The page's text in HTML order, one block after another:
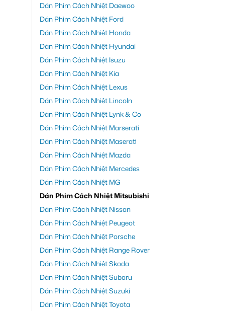
Dán Phim Cách Nhiệt Daewoo
Dán Phim Cách Nhiệt Ford
Dán Phim Cách Nhiệt Honda
Dán Phim Cách Nhiệt Hyundai
Dán Phim Cách Nhiệt Isuzu
Dán Phim Cách Nhiệt Kia
Dán Phim Cách Nhiệt Lexus
Dán Phim Cách Nhiệt Lincoln
Dán Phim Cách Nhiệt Lynk & Co
Dán Phim Cách Nhiệt Marserati
Dán Phim Cách Nhiệt Maserati
Dán Phim Cách Nhiệt Mazda
Dán Phim Cách Nhiệt Mercedes
Dán Phim Cách Nhiệt MG
Dán Phim Cách Nhiệt Mitsubishi
Dán Phim Cách Nhiệt Nissan
Dán Phim Cách Nhiệt Peugeot
Dán Phim Cách Nhiệt Porsche
Dán Phim Cách Nhiệt Range Rover
Dán Phim Cách Nhiệt Skoda
Dán Phim Cách Nhiệt Subaru
Dán Phim Cách Nhiệt Suzuki
Dán Phim Cách Nhiệt Toyota